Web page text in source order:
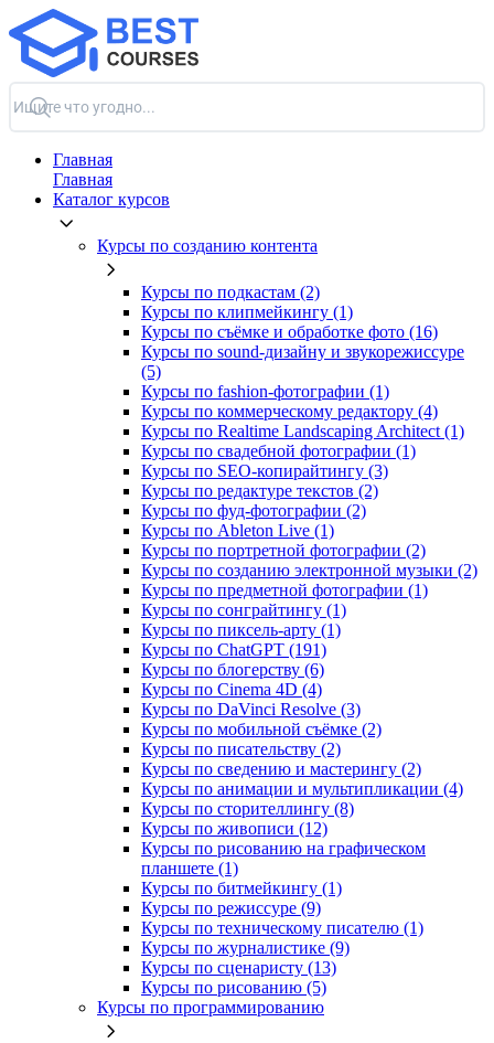
Главная
Главная
Каталог курсов
Курсы по созданию контента
Курсы по подкастам (2)
Курсы по клипмейкингу (1)
Курсы по съёмке и обработке фото (16)
Курсы по sound-дизайну и звукорежиссуре
(5)
Курсы по fashion-фотографии (1)
Курсы по коммерческому редактору (4)
Курсы по Realtime Landscaping Architect (1)
Курсы по свадебной фотографии (1)
Курсы по SEO-копирайтингу (3)
Курсы по редактуре текстов (2)
Курсы по фуд-фотографии (2)
Курсы по Ableton Live (1)
Курсы по портретной фотографии (2)
Курсы по созданию электронной музыки (2)
Курсы по предметной фотографии (1)
Курсы по сонграйтингу (1)
Курсы по пиксель-арту (1)
Курсы по ChatGPT (191)
Курсы по блогерству (6)
Курсы по Cinema 4D (4)
Курсы по DaVinci Resolve (3)
Курсы по мобильной съёмке (2)
Курсы по писательству (2)
Курсы по сведению и мастерингу (2)
Курсы по анимации и мультипликации (4)
Курсы по сторителлингу (8)
Курсы по живописи (12)
Курсы по рисованию на графическом
планшете (1)
Курсы по битмейкингу (1)
Курсы по режиссуре (9)
Курсы по техническому писателю (1)
Курсы по журналистике (9)
Курсы по сценаристу (13)
Курсы по рисованию (5)
Курсы по программированию